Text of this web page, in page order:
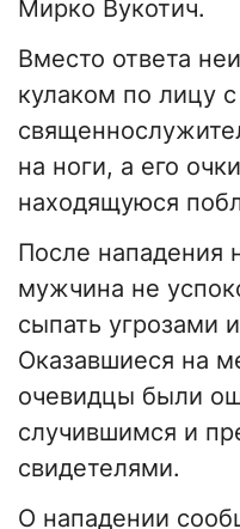
Мирко Вукотич.
Вместо ответа
кулаком по лицу
на ноги, а его
находящуюся
После нападения
мужчина не
сыпать угрозами
Оказавшиеся на
очевидцы были
случившимся и
свидетелями.
О нападении